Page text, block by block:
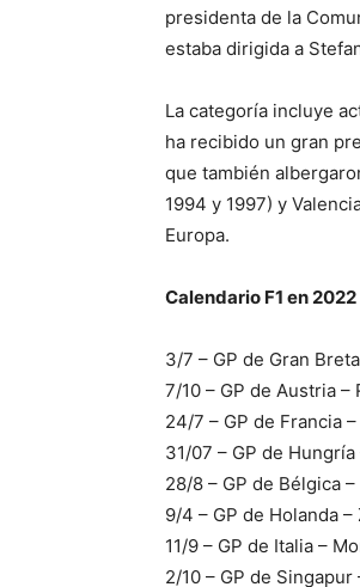
presidenta de la
estaba dirigida a
La categoría incluye
ha recibido un gran
que también
1994 y 1997) y
Europa.
Calendario F1 en 2022
3/7 – GP de Gran
7/10 – GP de Austria
24/7 – GP de Francia
31/07 – GP de
28/8 – GP de Bélgica
9/4 – GP de Holanda
11/9 – GP de Italia –
2/10 – GP de Singapur